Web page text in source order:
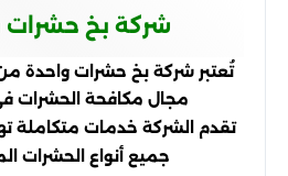
شركة بخ حشرات
تُعتبر شركة بخ حشرات واحدة
مجال مكافحة الحشرات
تقدم الشركة خدمات متكاملة
جميع أنواع الحشرات